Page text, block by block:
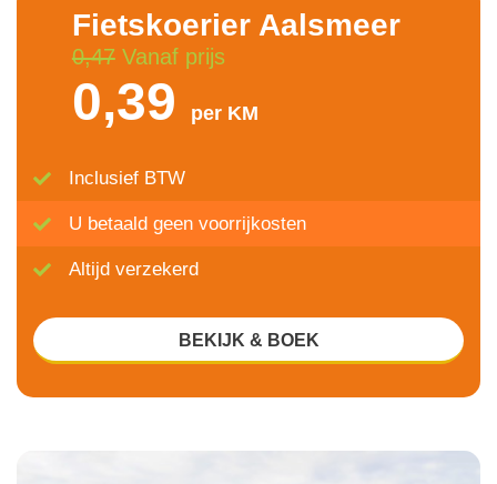
Fietskoerier Aalsmeer
0,47Vanaf prijs
0,39 per KM
Inclusief BTW
U betaald geen voorrijkosten
Altijd verzekerd
BEKIJK & BOEK